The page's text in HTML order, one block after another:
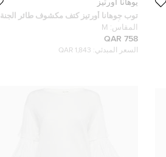
يوهانا اورتيز
توب جوهانا أورتيز كتف مكشوف طائر الجنة
قطن أبيض حجم متوسط
المقاس: M
758 QAR
السعر المبدئي: 1,843 QAR